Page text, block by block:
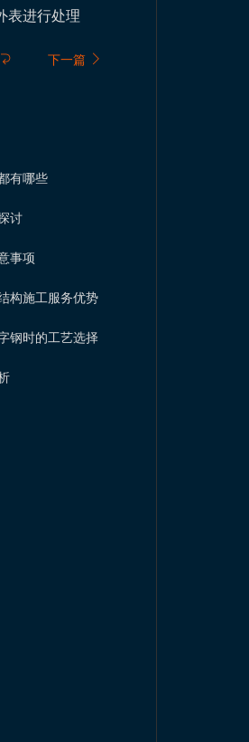
表进行处理
下一篇
有哪些
讨
事项
构施工服务优势
钢时的工艺选择